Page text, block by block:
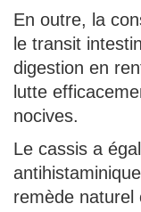
En outre, la
le transit
digestion en
lutte
nocives.
Le cassis a
remède naturel